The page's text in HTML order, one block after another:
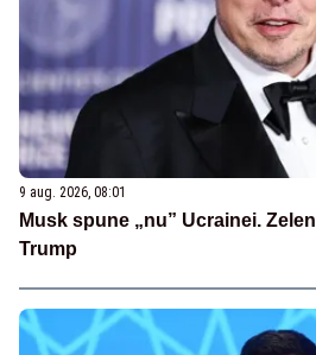
9 aug. 2026, 08:01
Musk spune „nu” Ucrainei.
Trump